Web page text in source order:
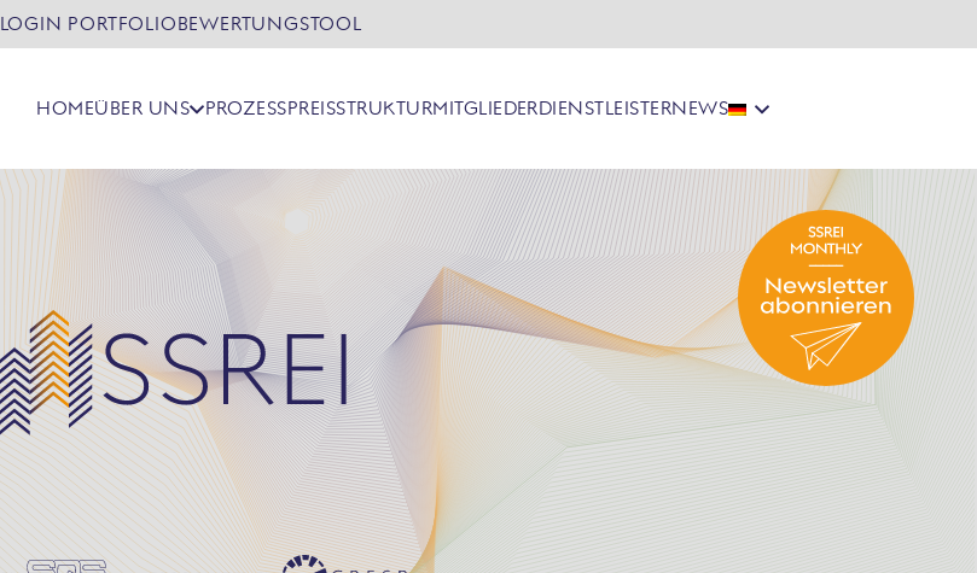
LOGIN PORTFOLIOBEWERTUNGSTOOL
HOMEÜBER UNS PROZESSPREISSTRUKTURMITGLIEDERDIENSTLEISTERNEWS